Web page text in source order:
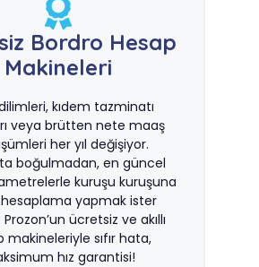
Bordro Hesap
Makineleri
kıdem tazminatı
veya brütten nete maaş
her yıl değişiyor.
boğulmadan, en güncel
kuruşu kuruşuna
yapmak ister
ücretsiz ve akıllı
makineleriyle sıfır hata,
hız garantisi!